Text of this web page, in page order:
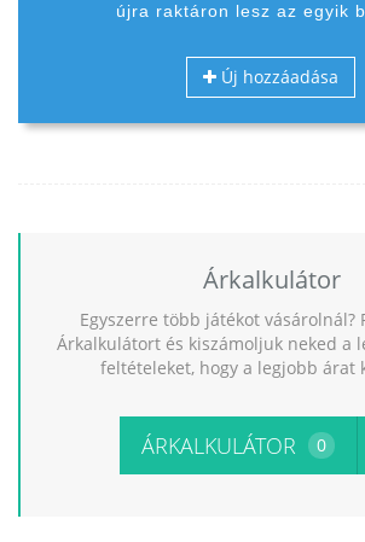
újra raktáron lesz az egyik
Új hozzáadása
Árkalkulátor
Egyszerre több játékot vásárolnál?
Árkalkulátort és kiszámoljuk neked a
feltételeket, hogy a legjobb árat
ÁRKALKULÁTOR 0